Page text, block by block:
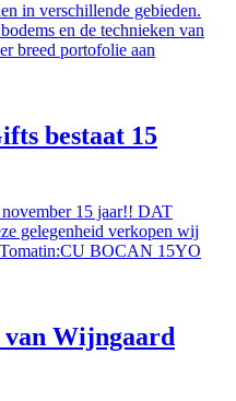
in verschillende gebieden.
en de technieken van
breed portofolie aan
bestaat 15
15 jaar!! DAT
gelegenheid verkopen wij
BOCAN 15YO
van Wijngaard